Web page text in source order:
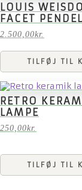
LOUIS
FACET
2.500,00kr.
TILFØJ TIL
RETRO
LAMPE
250,00kr.
TILFØJ TIL